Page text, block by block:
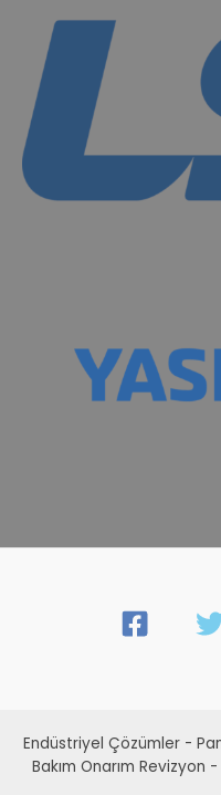
Endüstriyel Çözümler -
Bakım Onarım Revizyon